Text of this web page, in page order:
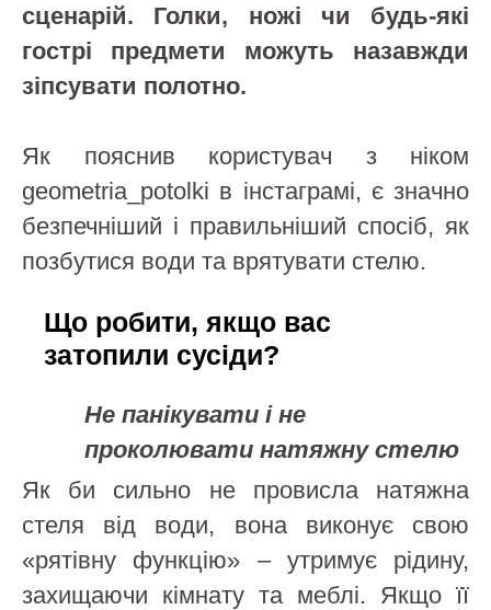
сценарій. Голки, ножі чи будь-які
гострі предмети можуть назавжди
зіпсувати полотно.
Як пояснив користувач з ніком
geometria_potolki в інстаграмі, є значно
безпечніший і правильніший спосіб, як
позбутися води та врятувати стелю.
Що робити, якщо вас
затопили сусіди?
Не панікувати і не
проколювати натяжну стелю
Як би сильно не провисла натяжна
стеля від води, вона виконує свою
«рятівну функцію» – утримує рідину,
захищаючи кімнату та меблі. Якщо її